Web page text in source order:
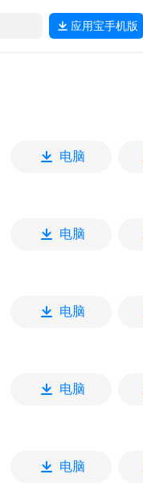
应用宝手机版
电脑
电脑
电脑
电脑
电脑